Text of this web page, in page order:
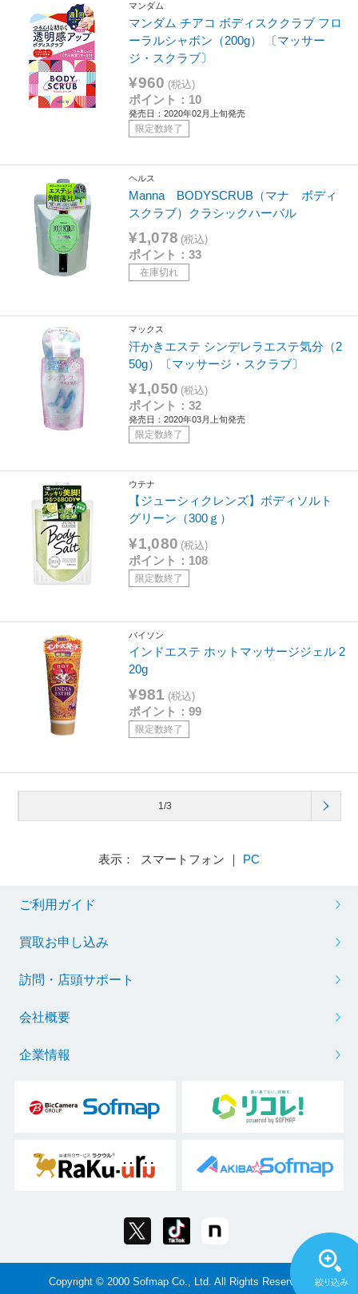
マンダム
マンダム チアコ ボディスククラブ フロ
ーラルシャボン（200g） 〔マッサー
ジ・スクラブ〕
¥960 (税込)
ポイント：10
発売日：2020年02月上旬発売
限定数終了
ヘルス
Manna BODYSCRUB（マナ ボディ
スクラブ）クラシックハーバル
¥1,078 (税込)
ポイント：33
在庫切れ
マックス
汗かきエステ シンデレラエステ気分（2
50g）〔マッサージ・スクラブ〕
¥1,050 (税込)
ポイント：32
発売日：2020年03月上旬発売
限定数終了
ウテナ
【ジューシィクレンズ】ボディソルト
グリーン（300ｇ）
¥1,080 (税込)
ポイント：108
限定数終了
バイソン
インドエステ ホットマッサージジェル 2
20g
¥981 (税込)
ポイント：99
限定数終了
1/3
表示： スマートフォン ｜ PC
ご利用ガイド
買取お申し込み
訪問・店頭サポート
会社概要
企業情報
Copyright © 2000 Sofmap Co., Ltd. All Rights Reserved.